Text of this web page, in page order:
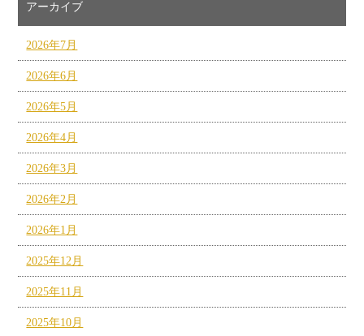
アーカイブ
2026年7月
2026年6月
2026年5月
2026年4月
2026年3月
2026年2月
2026年1月
2025年12月
2025年11月
2025年10月